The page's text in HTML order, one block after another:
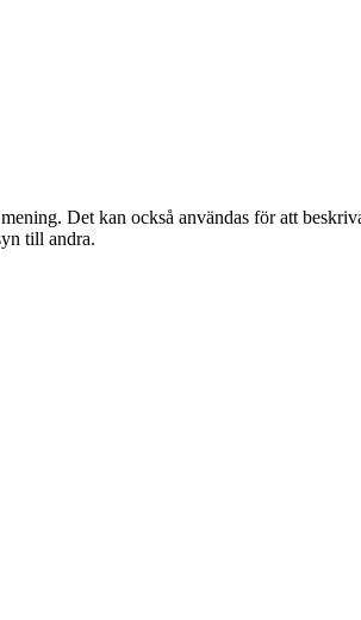
Det kan också användas för att
till andra.